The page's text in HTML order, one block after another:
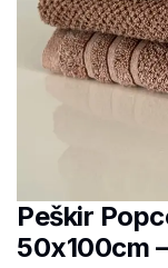
Peškir
50x100cm